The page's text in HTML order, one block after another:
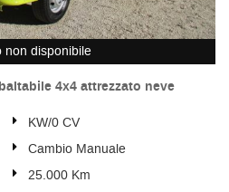
non disponibile
4x4 attrezzato neve
KW/0 CV
Cambio Manuale
25.000 Km